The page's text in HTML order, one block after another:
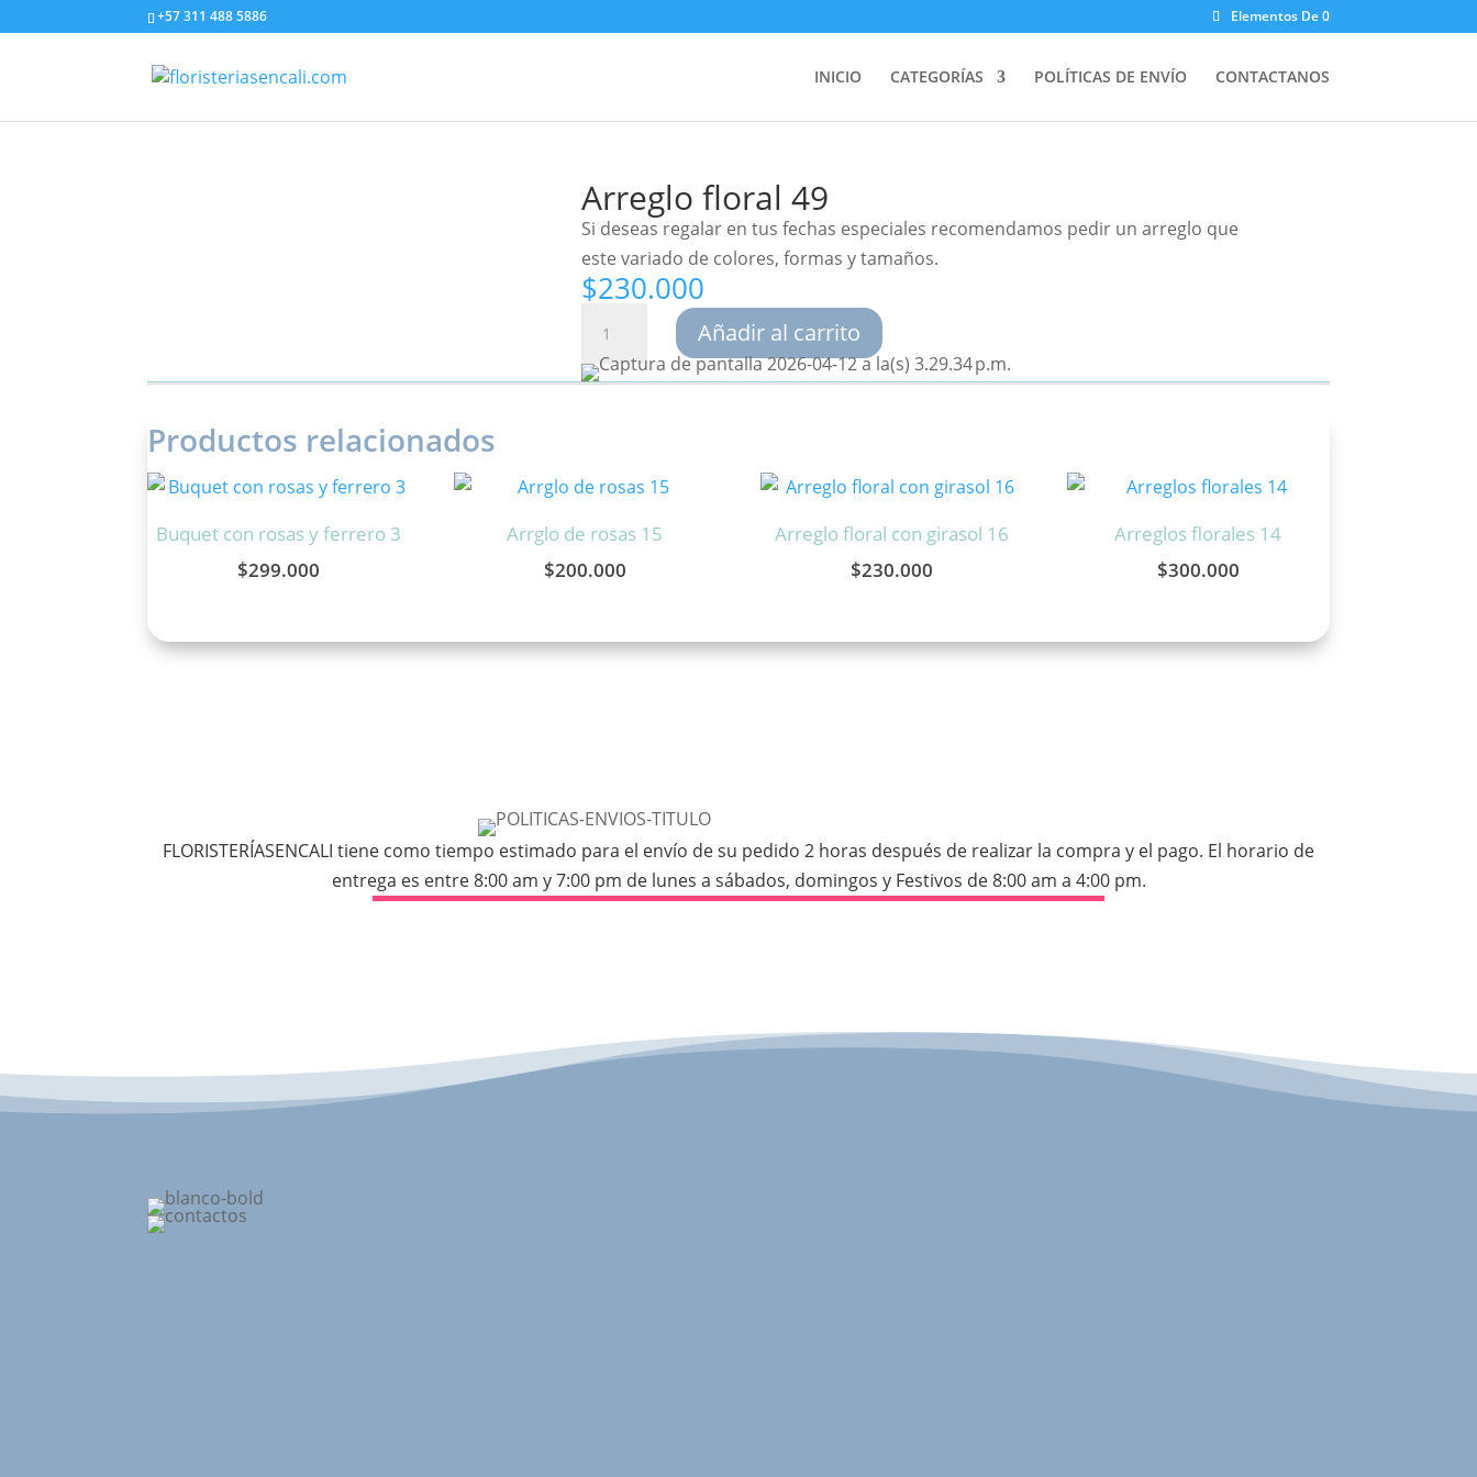
+57 311 488 5886 Elementos De 0
INICIO CATEGORÍAS POLÍTICAS DE ENVÍO CONTACTANOS
Arreglo floral 49
Si deseas regalar en tus fechas especiales recomendamos pedir un arreglo que
este variado de colores, formas y tamaños.
$230.000
floral
49
Añadir al carrito
Productos relacionados
Buquet con rosas y ferrero 3
$299.000
Arrglo de rosas 15
$200.000
Arreglo floral con girasol 16
$230.000
Arreglos florales 14
$300.000
FLORISTERÍASENCALI tiene como tiempo estimado para el envío de su pedido 2 horas después de realizar la compra y el pago. El horario de
entrega es entre 8:00 am y 7:00 pm de lunes a sábados, domingos y Festivos de 8:00 am a 4:00 pm.